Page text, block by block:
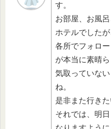
す。
お部屋、お風
ホテルでしたが
各所でフォロ
が本当に素晴
気取っていな
ね。
是非また行き
それでは、明